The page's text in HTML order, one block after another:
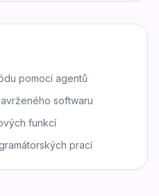
pomocí agentů
softwaru
funkcí
prací